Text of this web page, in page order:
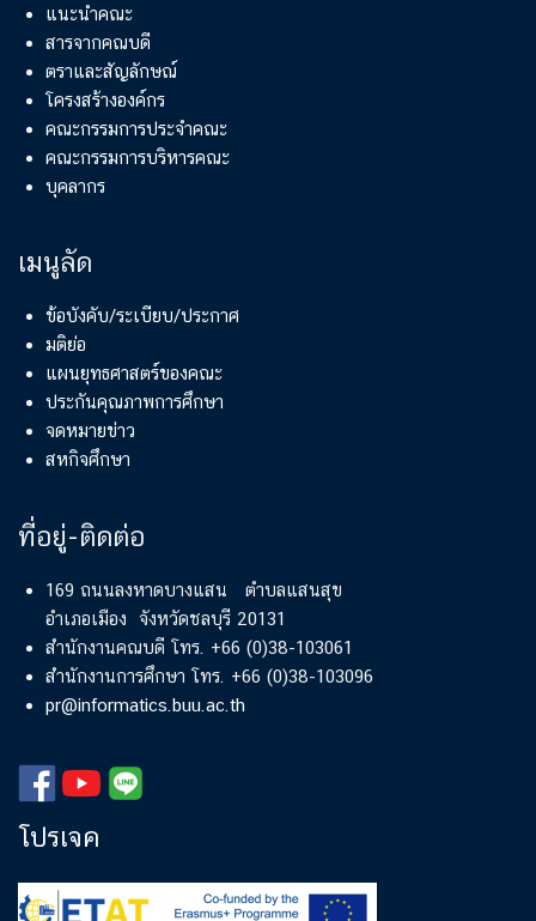
แนะนำคณะ
สารจากคณบดี
ตราและสัญลักษณ์
โครงสร้างองค์กร
คณะกรรมการประจำคณะ
คณะกรรมการบริหารคณะ
บุคลากร
เมนูลัด
ข้อบังคับ/ระเบียบ/ประกาศ
มติย่อ
แผนยุทธศาสตร์ของคณะ
ประกันคุณภาพการศึกษา
จดหมายข่าว
สหกิจศึกษา
ที่อยู่-ติดต่อ
169 ถนนลงหาดบางแสน ตำบลแสนสุข
อำเภอเมือง จังหวัดชลบุรี 20131
สำนักงานคณบดี โทร. +66 (0)38-103061
สำนักงานการศึกษา โทร. +66 (0)38-103096
pr@informatics.buu.ac.th
โปรเจค